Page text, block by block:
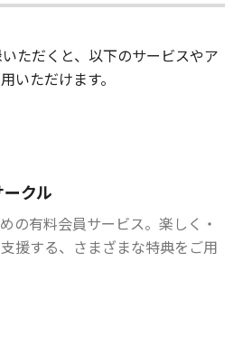
いただくと、以下のサービスやア
いただけます。
クル
の有料会員サービス。楽しく・
援する、さまざまな特典をご用